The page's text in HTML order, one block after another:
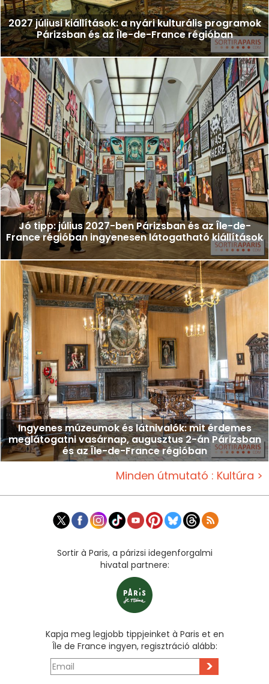
2027 júliusi kiállítások: a nyári kulturális programok
Párizsban és az Île-de-France régióban
Jó tipp: július 2027-ben Párizsban és az Île-de-
France régióban ingyenesen látogatható kiállítások
Ingyenes múzeumok és látnivalók: mit érdemes
meglátogatni vasárnap, augusztus 2-án Párizsban
és az Île-de-France régióban
Minden útmutató : Kultúra >
Sortir à Paris, a párizsi idegenforgalmi
hivatal partnere:
Kapja meg legjobb tippjeinket à Paris et en
Île de France ingyen, regisztráció alább:
>